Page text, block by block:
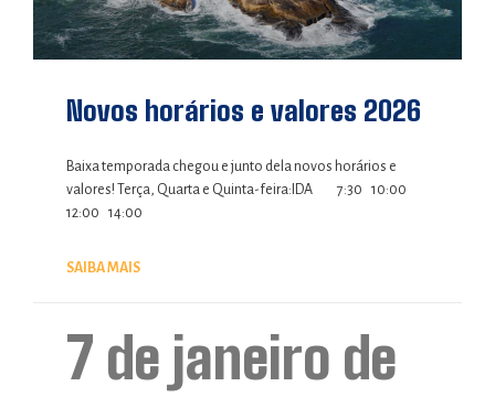
Novos horários e valores 2026
Baixa temporada chegou e junto dela novos horários e
valores! Terça, Quarta e Quinta-feira:IDA 7:30 10:00
12:00 14:00
SAIBA MAIS
7 de janeiro de